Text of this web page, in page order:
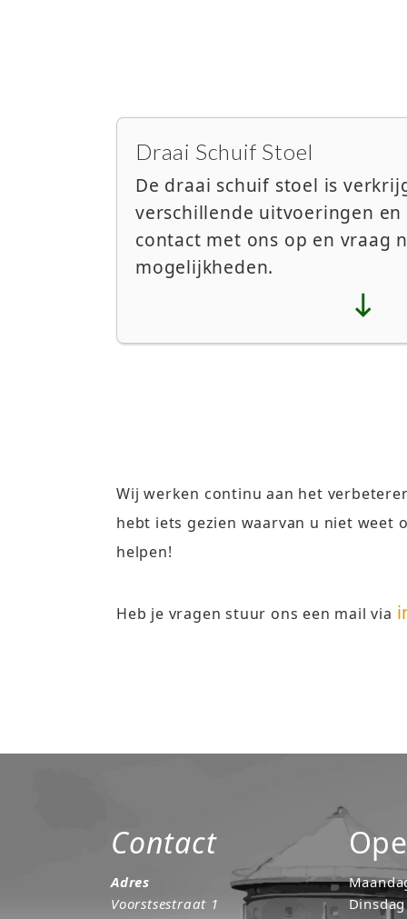
Draai Schuif Stoel
De draai schuif stoel is
verschillende uitvoeringen
contact met ons op en vraag
mogelijkheden.

Wij werken continu aan het
hebt iets gezien waarvan u niet weet
helpen!
Heb je vragen stuur ons een mail via
Contact
Adres
Voorstsestraat 1
Dinsdag